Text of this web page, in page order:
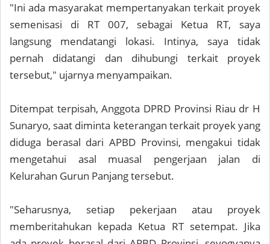
"Ini ada masyarakat mempertanyakan terkait proyek
semenisasi di RT 007, sebagai Ketua RT, saya
langsung mendatangi lokasi. Intinya, saya tidak
pernah didatangi dan dihubungi terkait proyek
tersebut," ujarnya menyampaikan.
Ditempat terpisah, Anggota DPRD Provinsi Riau dr H
Sunaryo, saat diminta keterangan terkait proyek yang
diduga berasal dari APBD Provinsi, mengakui tidak
mengetahui asal muasal pengerjaan jalan di
Kelurahan Gurun Panjang tersebut.
"Seharusnya, setiap pekerjaan atau proyek
memberitahukan kepada Ketua RT setempat. Jika